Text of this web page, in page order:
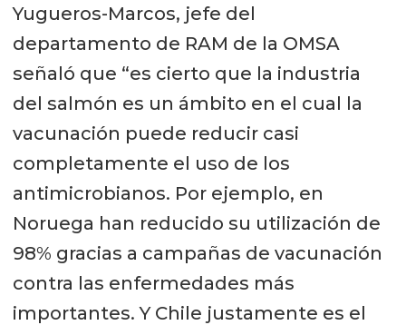
Yugueros-Marcos, jefe del
departamento de RAM de la OMSA
señaló que “es cierto que la industria
del salmón es un ámbito en el cual la
vacunación puede reducir casi
completamente el uso de los
antimicrobianos. Por ejemplo, en
Noruega han reducido su utilización de
98% gracias a campañas de vacunación
contra las enfermedades más
importantes. Y Chile justamente es el